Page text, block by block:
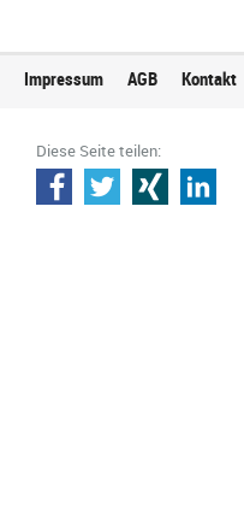
Impressum AGB Kontakt
Diese Seite teilen: